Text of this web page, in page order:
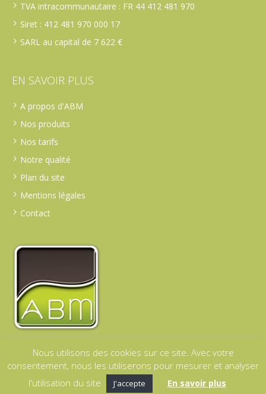
TVA intracommunautaire : FR 44 412 481 970
Siret : 412 481 970 000 17
SARL au capital de 7 622 €
EN SAVOIR PLUS
A propos d'ABM
Nos produits
Nos tarifs
Notre qualité
Plan du site
Mentions légales
Contact
Confidentialité/ © 2019 ABM | Tous droits réservés |
Conception & Réalisation : Iss - Little Light
Nous utilisons des cookies sur ce site. Avec votre
consentement, nous les utiliserons pour mesurer et analyser
l'utilisation du site
J'accepte En savoir plus